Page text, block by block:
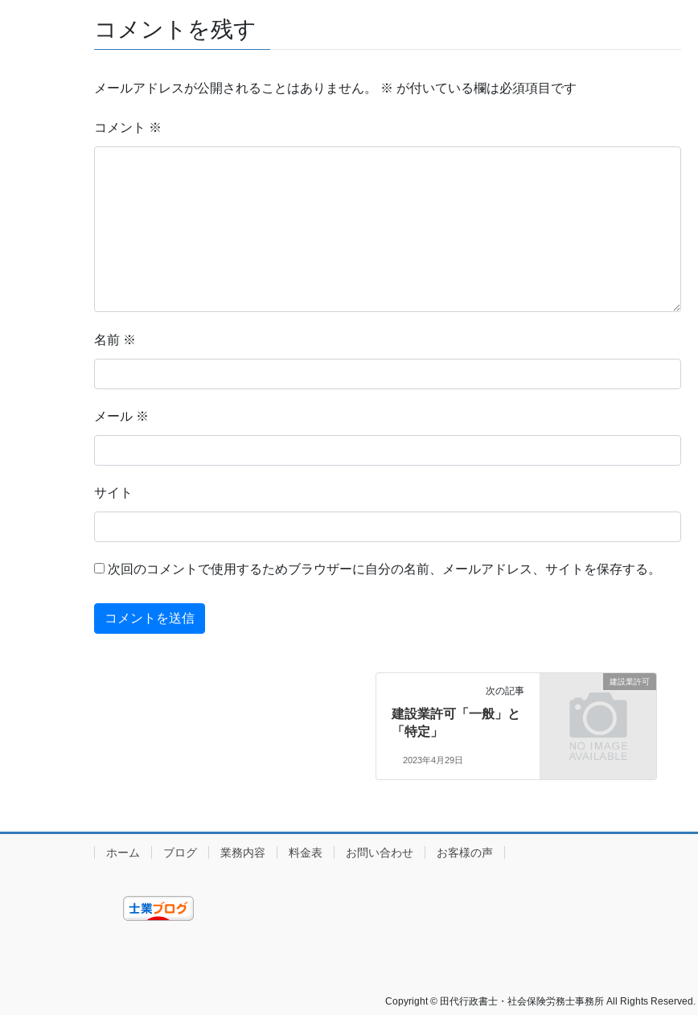
コメントを残す
メールアドレスが公開されることはありません。 ※ が付いている欄は必須項目です
コメント ※
名前 ※
メール ※
サイト
次回のコメントで使用するためブラウザーに自分の名前、メールアドレス、サイトを保存する。
建設業許可
次の記事
建設業許可「一般」と
「特定」
2023年4月29日
ホーム ブログ 業務内容 料金表 お問い合わせ お客様の声
Copyright © 田代行政書士・社会保険労務士事務所 All Rights Reserved.